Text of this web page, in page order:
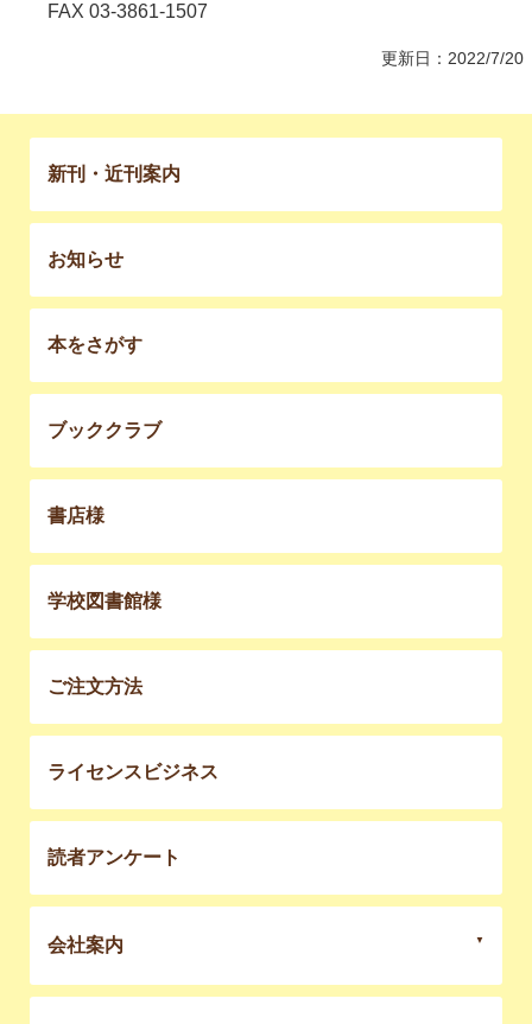
FAX 03-3861-1507
更新日：2022/7/20
新刊・近刊案内
お知らせ
本をさがす
ブッククラブ
書店様
学校図書館様
ご注文方法
ライセンスビジネス
読者アンケート
会社案内